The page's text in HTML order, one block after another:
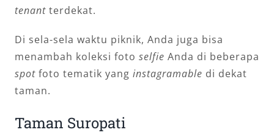
tenantterdekat.
Di sela-sela waktu piknik, Anda juga bisa
menambah koleksi foto selfie Anda di beberapa
spotfoto tematik yang instagramable di dekat
taman.
Taman Suropati